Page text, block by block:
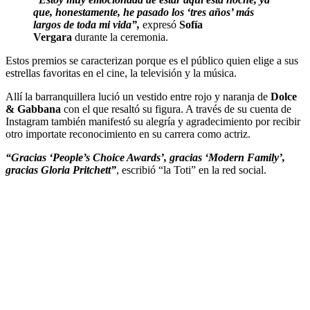
que, honestamente, he pasado los ‘tres años’ más
largos de toda mi vida”, expresó Sofía
Vergara durante la ceremonia.
Estos premios se caracterizan porque es el público quien elige a sus
estrellas favoritas en el cine, la televisión y la música.
Allí la barranquillera lució un vestido entre rojo y naranja de Dolce
& Gabbana con el que resaltó su figura. A través de su cuenta de
Instagram también manifestó su alegría y agradecimiento por recibir
otro importate reconocimiento en su carrera como actriz.
“Gracias ‘People’s Choice Awards’, gracias ‘Modern Family’,
gracias Gloria Pritchett”, escribió “la Toti” en la red social.